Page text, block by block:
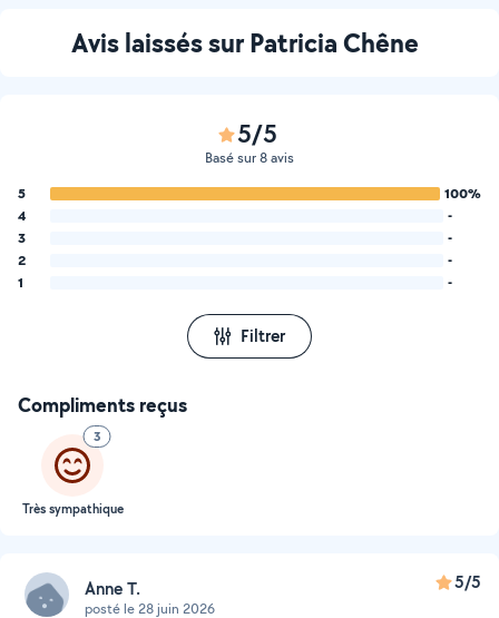
Avis laissés sur Patricia Chêne
5/5
Basé sur 8 avis
5
100%
4
-
3
-
2
-
1
-
Filtrer
Compliments reçus
3
Très sympathique
Anne T.
posté le 28 juin 2026
5/5